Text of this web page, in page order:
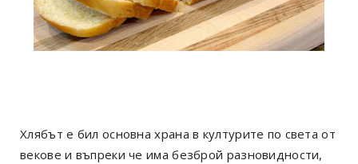
Хлябът е бил основна храна в културите по света от
векове и въпреки че има безброй разновидности,